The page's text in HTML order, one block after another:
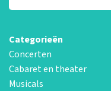
Categorieën
Concerten
Cabaret en theater
Musicals